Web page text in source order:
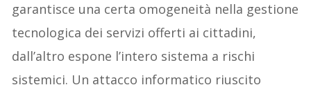
garantisce una certa omogeneità nella gestione
tecnologica dei servizi offerti ai cittadini,
dall’altro espone l’intero sistema a rischi
sistemici. Un attacco informatico riuscito